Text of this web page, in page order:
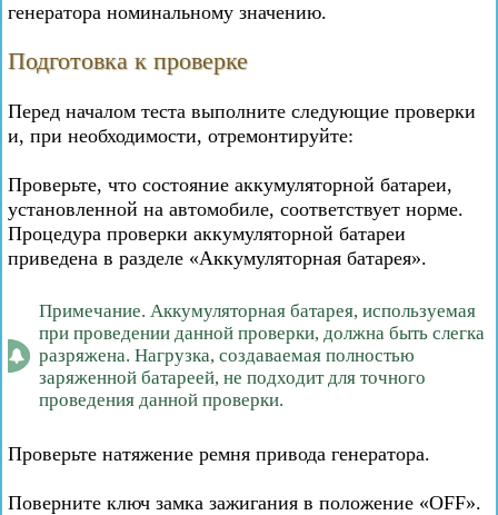
генератора номинальному значению.
Подготовка к проверке
Перед началом теста выполните следующие проверки
и, при необходимости, отремонтируйте:
Проверьте, что состояние аккумуляторной батареи,
установленной на автомобиле, соответствует норме.
Процедура проверки аккумуляторной батареи
приведена в разделе «Аккумуляторная батарея».
Примечание. Аккумуляторная батарея, используемая
при проведении данной проверки, должна быть слегка
разряжена. Нагрузка, создаваемая полностью
заряженной батареей, не подходит для точного
проведения данной проверки.
Проверьте натяжение ремня привода генератора.
Поверните ключ замка зажигания в положение «OFF».